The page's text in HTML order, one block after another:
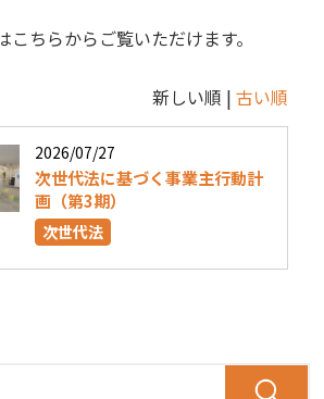
こちらからご覧いただけます。
新しい順 | 古い順
2026/07/27
次世代法に基づく事業主行動計
画（第3期）
次世代法